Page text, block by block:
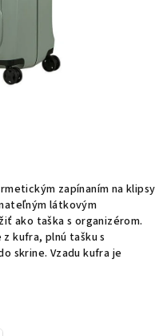
zapínaním na klipsy
látkovým
ako taška s organizérom.
kufra, plnú tašku s
skrine. Vzadu kufra je